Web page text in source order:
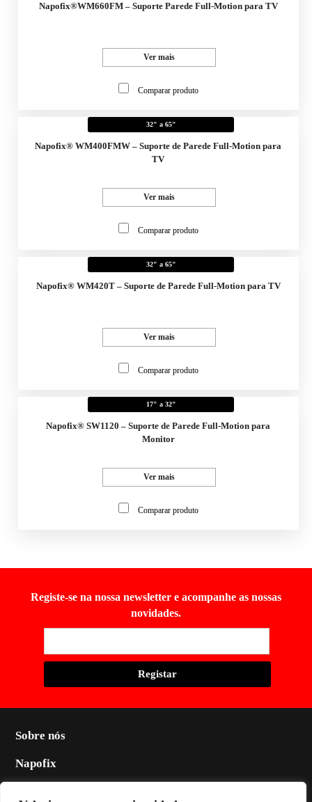
Napofix®WM660FM – Suporte Parede Full-Motion para TV
Ver mais
Comparar produto
32" a 65"
Napofix® WM400FMW – Suporte de Parede Full-Motion para
TV
Ver mais
Comparar produto
32" a 65"
Napofix® WM420T – Suporte de Parede Full-Motion para TV
Ver mais
Comparar produto
17" a 32"
Napofix® SW1120 – Suporte de Parede Full-Motion para
Monitor
Ver mais
Comparar produto
Registe-se na nossa newsletter e acompanhe as nossas
novidades.
Sobre nós
Napofix